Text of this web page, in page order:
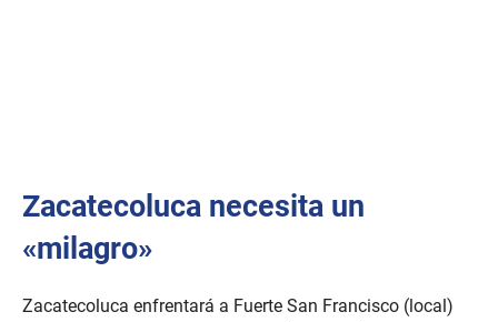
Zacatecoluca necesita un
«milagro»
Zacatecoluca enfrentará a Fuerte San Francisco (local)